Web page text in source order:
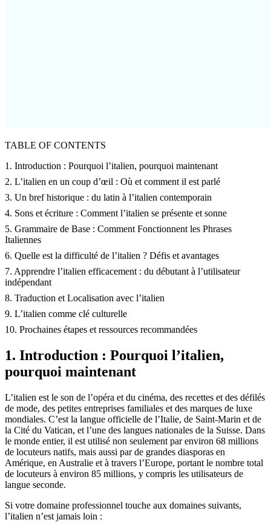
TABLE OF CONTENTS
1. Introduction : Pourquoi l’italien, pourquoi maintenant
2. L’italien en un coup d’œil : Où et comment il est parlé
3. Un bref historique : du latin à l’italien contemporain
4. Sons et écriture : Comment l’italien se présente et sonne
5. Grammaire de Base : Comment Fonctionnent les Phrases
Italiennes
6. Quelle est la difficulté de l’italien ? Défis et avantages
7. Apprendre l’italien efficacement : du débutant à l’utilisateur
indépendant
8. Traduction et Localisation avec l’italien
9. L’italien comme clé culturelle
10. Prochaines étapes et ressources recommandées
1. Introduction : Pourquoi l’italien,
pourquoi maintenant
L’italien est le son de l’opéra et du cinéma, des recettes et des défilés
de mode, des petites entreprises familiales et des marques de luxe
mondiales. C’est la langue officielle de l’Italie, de Saint-Marin et de
la Cité du Vatican, et l’une des langues nationales de la Suisse. Dans
le monde entier, il est utilisé non seulement par environ 68 millions
de locuteurs natifs, mais aussi par de grandes diasporas en
Amérique, en Australie et à travers l’Europe, portant le nombre total
de locuteurs à environ 85 millions, y compris les utilisateurs de
langue seconde.
Si votre domaine professionnel touche aux domaines suivants,
l’italien n’est jamais loin :